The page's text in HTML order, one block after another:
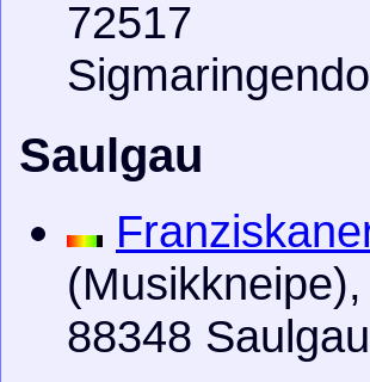
72517
Saulgau
(Musikkneipe),
88348 Saulgau